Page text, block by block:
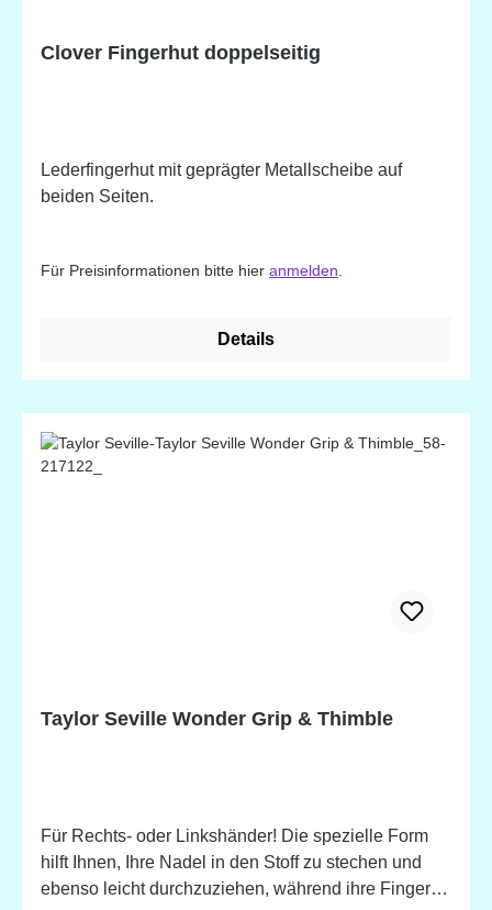
Clover Fingerhut doppelseitig
Lederfingerhut mit geprägter Metallscheibe auf
beiden Seiten.
Für Preisinformationen bitte hier anmelden
Details
Taylor Seville Wonder Grip & Thimble
Für Rechts- oder Linkshänder! Die spezielle Form
hilft Ihnen, Ihre Nadel in den Stoff zu stechen und
ebenso leicht durchzuziehen, während ihre Finger